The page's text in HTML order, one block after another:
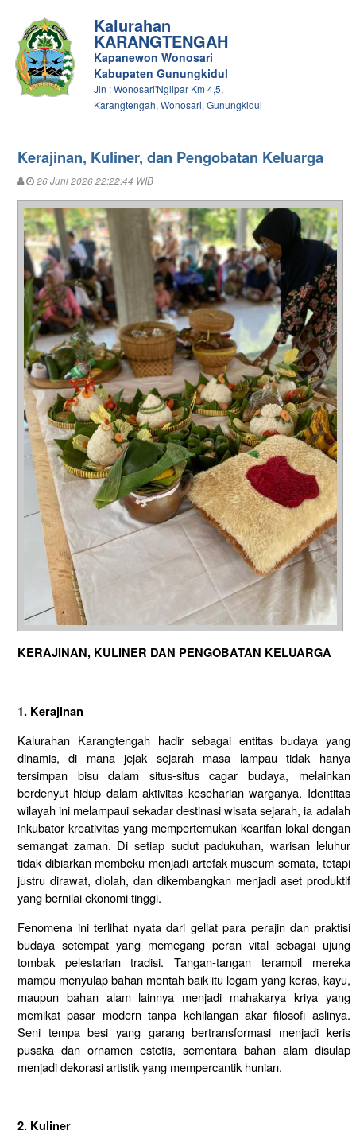
Kalurahan
KARANGTENGAH
Kapanewon Wonosari
Kabupaten Gunungkidul
Jln : Wonosari'Nglipar Km 4,5,
Karangtengah, Wonosari, Gunungkidul
Kerajinan, Kuliner, dan Pengobatan Keluarga
26 Juni 2026 22:22:44 WIB
KERAJINAN, KULINER DAN PENGOBATAN KELUARGA
1. Kerajinan
Kalurahan Karangtengah hadir sebagai entitas budaya yang
dinamis, di mana jejak sejarah masa lampau tidak hanya
tersimpan bisu dalam situs-situs cagar budaya, melainkan
berdenyut hidup dalam aktivitas keseharian warganya. Identitas
wilayah ini melampaui sekadar destinasi wisata sejarah, ia adalah
inkubator kreativitas yang mempertemukan kearifan lokal dengan
semangat zaman. Di setiap sudut padukuhan, warisan leluhur
tidak dibiarkan membeku menjadi artefak museum semata, tetapi
justru dirawat, diolah, dan dikembangkan menjadi aset produktif
yang bernilai ekonomi tinggi.
Fenomena ini terlihat nyata dari geliat para perajin dan praktisi
budaya setempat yang memegang peran vital sebagai ujung
tombak pelestarian tradisi. Tangan-tangan terampil mereka
mampu menyulap bahan mentah baik itu logam yang keras, kayu,
maupun bahan alam lainnya menjadi mahakarya kriya yang
memikat pasar modern tanpa kehilangan akar filosofi aslinya.
Seni tempa besi yang garang bertransformasi menjadi keris
pusaka dan ornamen estetis, sementara bahan alam disulap
menjadi dekorasi artistik yang mempercantik hunian.
2. Kuliner